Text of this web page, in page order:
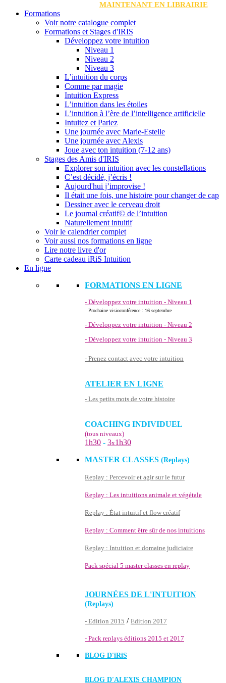
MAINTENANT EN LIBRAIRIE
Formations
Voir notre catalogue complet
Formations et Stages d'IRIS
Développez votre intuition
Niveau 1
Niveau 2
Niveau 3
L’intuition du corps
Comme par magie
Intuition Express
L’intuition dans les étoiles
L’intuition à l’ère de l’intelligence artificielle
Intuitez et Pariez
Une journée avec Marie-Estelle
Une journée avec Alexis
Joue avec ton intuition (7-12 ans)
Stages des Amis d'IRIS
Explorer son intuition avec les constellations
C’est décidé, j’écris !
Aujourd'hui j’improvise !
Il était une fois, une histoire pour changer de cap
Dessiner avec le cerveau droit
Le journal créatif© de l’intuition
Naturellement intuitif
Voir le calendrier complet
Voir aussi nos formations en ligne
Lire notre livre d'or
Carte cadeau iRiS Intuition
En ligne
FORMATIONS EN LIGNE
- Développez votre intuition - Niveau 1
Prochaine visioconférence : 16 septembre
- Développez votre intuition - Niveau 2
- Développez votre intuition - Niveau 3
- Prenez contact avec votre intuition
ATELIER EN LIGNE
- Les petits mots de votre histoire
COACHING INDIVIDUEL
(tous niveaux)
1h30 - 3x1h30
MASTER CLASSES (Replays)
Replay : Percevoir et agir sur le futur
Replay : Les intuitions animale et végétale
Replay : État intuitif et flow créatif
Replay : Comment être sûr de nos intuitions
Replay : Intuition et domaine judiciaire
Pack spécial 5 master classes en replay
JOURNÉES DE L'INTUITION
(Replays)
- Edition 2015 / Edition 2017
- Pack replays éditions 2015 et 2017
BLOG D'iRiS
BLOG D'ALEXIS CHAMPION